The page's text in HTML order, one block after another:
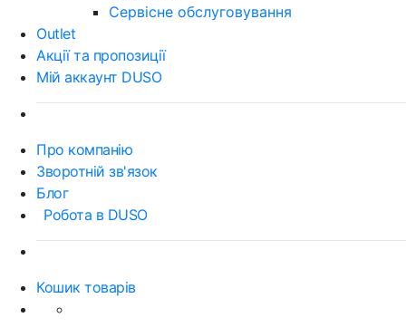
Сервісне обслуговування
Outlet
Акції та пропозиції
Мій аккаунт DUSO
Про компанію
Зворотній зв'язок
Блог
Робота в DUSO
Кошик товарів